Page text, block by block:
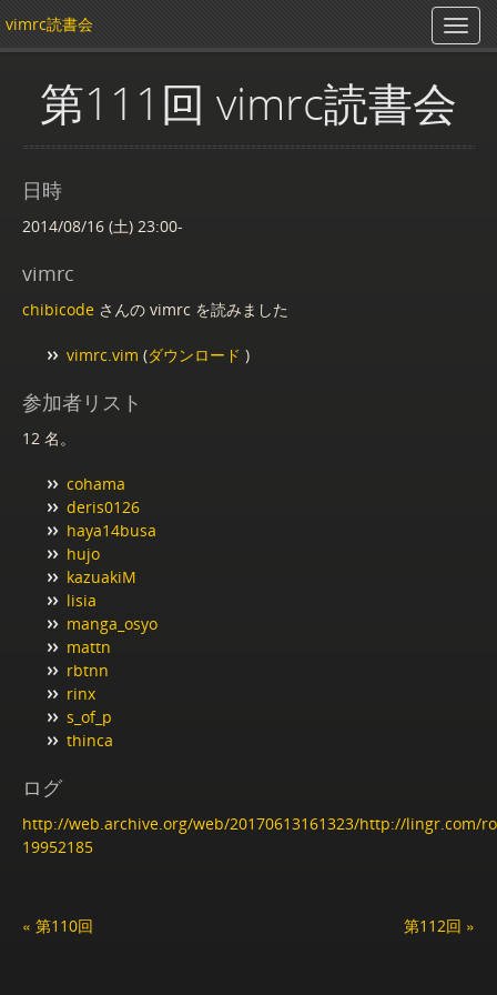
vimrc読書会
第111回 vimrc読書会
日時
2014/08/16 (土) 23:00-
vimrc
chibicode さんの vimrc を読みました
vimrc.vim (ダウンロード )
参加者リスト
12 名。
cohama
deris0126
haya14busa
hujo
kazuakiM
lisia
manga_osyo
mattn
rbtnn
rinx
s_of_p
thinca
ログ
http://web.archive.org/web/20170613161323/http://lingr.com/
19952185
« 第110回 第112回 »